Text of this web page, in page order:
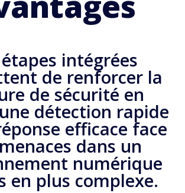
étapes intégrées
de renforcer la
de sécurité en
détection rapide
efficace face
dans un
numérique
en plus complexe.